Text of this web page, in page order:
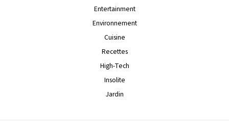
Entertainment
Environnement
Cuisine
Recettes
High-Tech
Insolite
Jardin